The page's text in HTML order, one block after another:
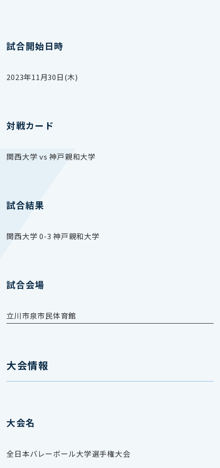
試合開始日時
2023年11月30日(木)
対戦カード
関西大学 vs 神戸親和大学
試合結果
関西大学 0-3 神戸親和大学
試合会場
立川市泉市民体育館
大会情報
大会名
全日本バレーボール大学選手権大会